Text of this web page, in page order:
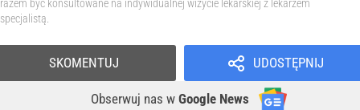
razem być konsultowane na indywidualnej wizycie lekarskiej z lekarzem
specjalistą.
UDOSTĘPNIJ
Obserwuj nas w Google News
SKOMENTUJ